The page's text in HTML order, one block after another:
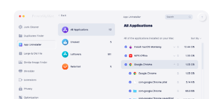
请输入一个有效的电子邮件地址。
提交表单